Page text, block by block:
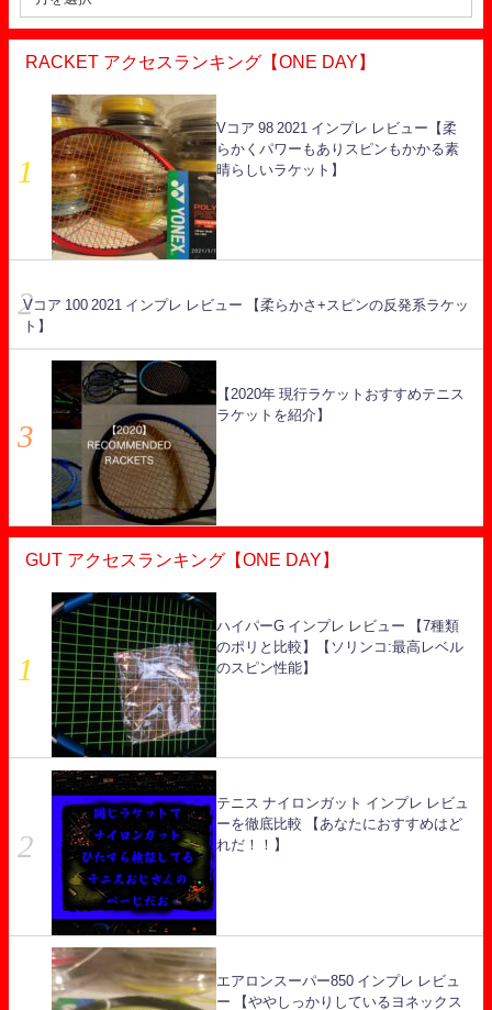
RACKET アクセスランキング【ONE DAY】
Vコア 98 2021 インプレ レビュー【柔
らかくパワーもありスピンもかかる素
晴らしいラケット】
Vコア 100 2021 インプレ レビュー 【柔らかさ+スピンの反発系ラケッ
ト】
【2020年 現行ラケットおすすめテニス
ラケットを紹介】
GUT アクセスランキング【ONE DAY】
ハイパーG インプレ レビュー 【7種類
のポリと比較】【ソリンコ:最高レベル
のスピン性能】
テニス ナイロンガット インプレ レビュ
ーを徹底比較 【あなたにおすすめはど
れだ！！】
エアロンスーパー850 インプレ レビュ
ー 【ややしっかりしているヨネックス